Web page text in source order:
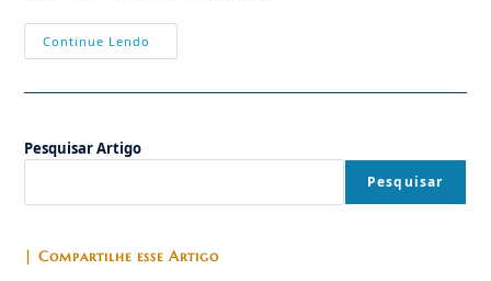
Continue Lendo
Rosário
–
Contra
Pesquisar Artigo
Pesquisar
| Compartilhe esse Artigo